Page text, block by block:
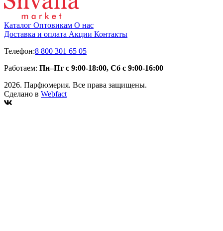
Каталог Оптовикам О нас
Доставка и оплата Акции Контакты
Телефон:8 800 301 65 05
Работаем: Пн–Пт с 9:00-18:00, Сб с 9:00-16:00
2026. Парфюмерия. Все права защищены.
Сделано в Webfact